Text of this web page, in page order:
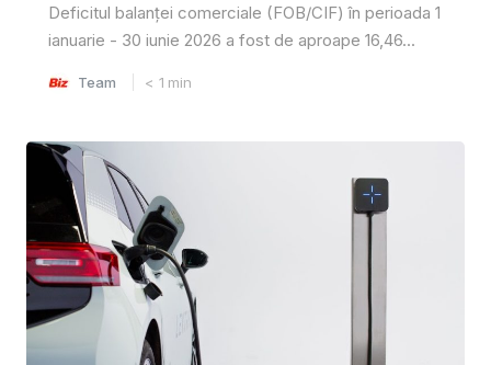
Deficitul balanței comerciale (FOB/CIF) în perioada 1
ianuarie - 30 iunie 2026 a fost de aproape 16,46...
Team < 1 min